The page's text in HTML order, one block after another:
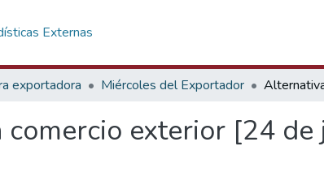
Externas
exportadora Miércoles del Exportador
exterior [24 de